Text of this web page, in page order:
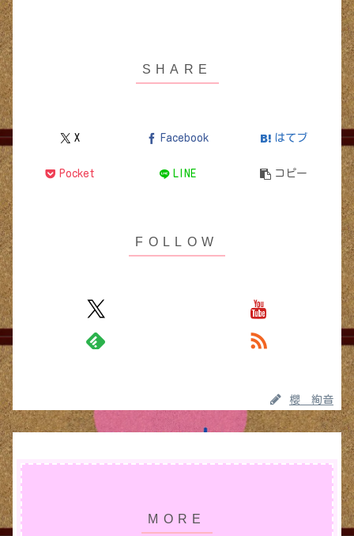
X Facebook はてブ
Pocket LINE コピー
櫻 絢音